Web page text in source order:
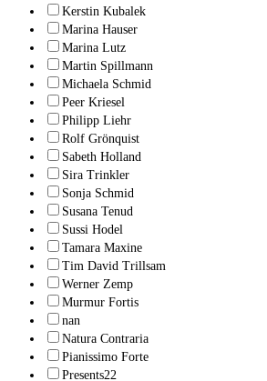
Kerstin Kubalek
Marina Hauser
Marina Lutz
Martin Spillmann
Michaela Schmid
Peer Kriesel
Philipp Liehr
Rolf Grönquist
Sabeth Holland
Sira Trinkler
Sonja Schmid
Susana Tenud
Sussi Hodel
Tamara Maxine
Tim David Trillsam
Werner Zemp
Murmur Fortis
nan
Natura Contraria
Pianissimo Forte
Presents22